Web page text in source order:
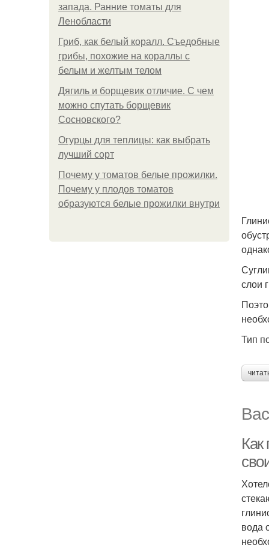
запада. Ранние томаты для
Ленобласти
Гриб, как белый коралл. Съедобные
грибы, похожие на кораллы с
белым и желтым телом
Дягиль и борщевик отличие. С чем
можно спутать борщевик
Сосновского?
Огурцы для теплицы: как выбрать
лучший сорт
Почему у томатов белые прожилки.
Почему у плодов томатов
образуются белые прожилки внутри
слои
Тип
Как
вода